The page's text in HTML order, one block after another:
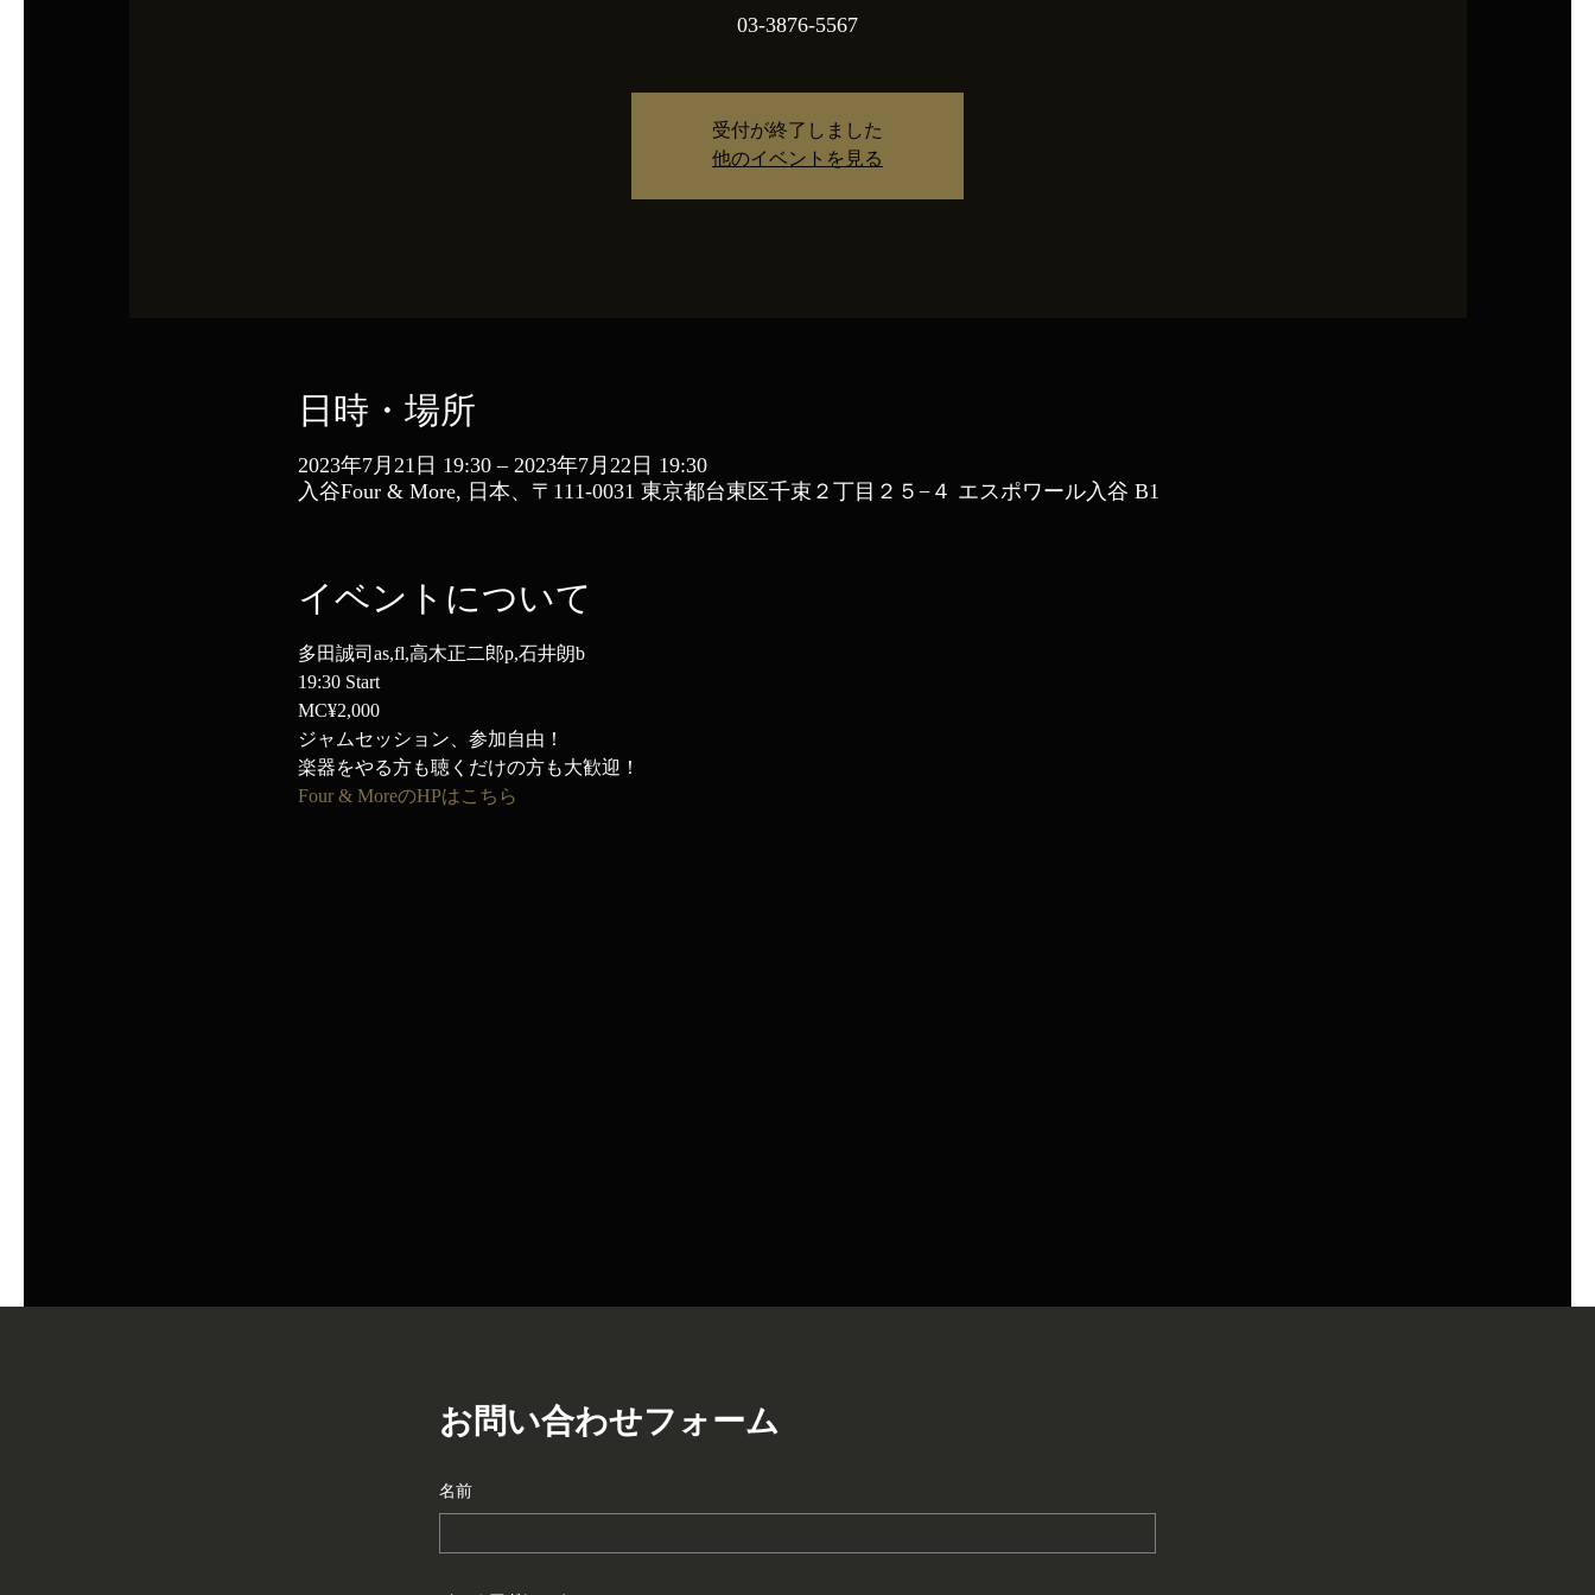
03-3876-5567
受付が終了しました
他のイベントを見る
日時・場所
2023年7月21日 19:30 – 2023年7月22日 19:30
入谷Four & More, 日本、〒111-0031 東京都台東区千束２丁目２５−４ エスポワール入谷 B1
イベントについて
多田誠司as,fl,高木正二郎p,石井朗b
19:30 Start
MC¥2,000
ジャムセッション、参加自由！
楽器をやる方も聴くだけの方も大歓迎！
Four & MoreのHPはこちら
お問い合わせフォーム
名前